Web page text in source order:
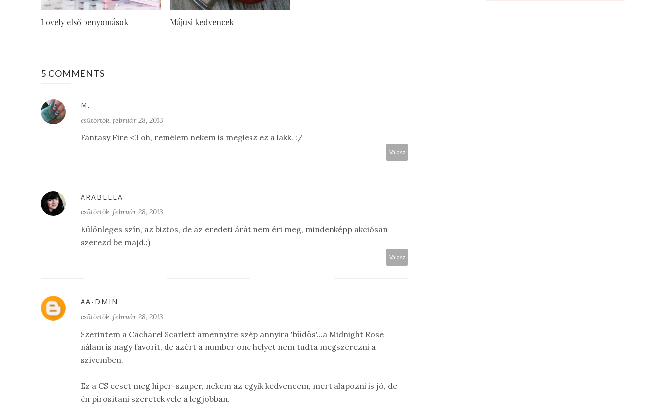
Lovely első benyomások Májusi kedvencek
5 COMMENTS
M.
csütörtök, február 28, 2013
Fantasy Fire <3 oh, remélem nekem is meglesz ez a lakk. :/
Válasz
ARABELLA
csütörtök, február 28, 2013
Különleges szín, az biztos, de az eredeti árát nem éri meg, mindenképp akciósan
szerezd be majd.:)
Válasz
AA-DMIN
csütörtök, február 28, 2013
Szerintem a Cacharel Scarlett amennyire szép annyira 'büdös'...a Midnight Rose
nálam is nagy favorit, de azért a number one helyet nem tudta megszerezni a
szívemben.
Ez a CS ecset meg hiper-szuper, nekem az egyik kedvencem, mert alapozni is jó, de
én pirosítani szeretek vele a legjobban.